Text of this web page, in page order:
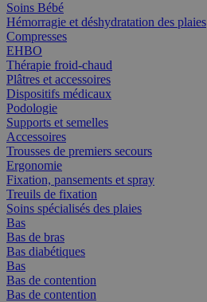
Soins Bébé
Hémorragie et déshydratation des plaies
Compresses
EHBO
Thérapie froid-chaud
Plâtres et accessoires
Dispositifs médicaux
Podologie
Supports et semelles
Accessoires
Trousses de premiers secours
Ergonomie
Fixation, pansements et spray
Treuils de fixation
Soins spécialisés des plaies
Bas
Bas de bras
Bas diabétiques
Bas
Bas de contention
Bas de contention